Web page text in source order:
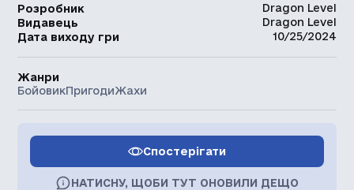
Розробник
Dragon Level
Видавець
Dragon Level
Дата виходу гри
10/25/2024
Жанри
БойовикПригодиЖахи
Спостерігати
НАТИСНУ, ЩОБИ ТУТ ОНОВИЛИ ДЕЩО